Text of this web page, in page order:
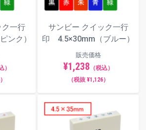
充方法
一行
ンク）
）
サンビー クイック一行
印 4.5×30mm（ブルー）
販売価格
¥1,238 （税込）
（税抜 ¥1,126）